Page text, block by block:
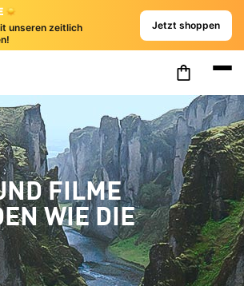
unseren zeitlich
Jetzt shoppen
FILME
WIE DIE